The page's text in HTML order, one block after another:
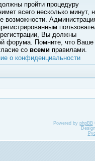
пройти процедуру
всего несколько минут,
возможности.
Вы должны
форума. Помните, что Ваше
со всеми правилами.
о конфиденциальности
Powered by phpBB